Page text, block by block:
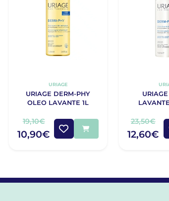
URIAGE
URIAGE DERM-PHY
OLEO LAVANTE 1L
19,10€
10,90€
23,50€
12,60€